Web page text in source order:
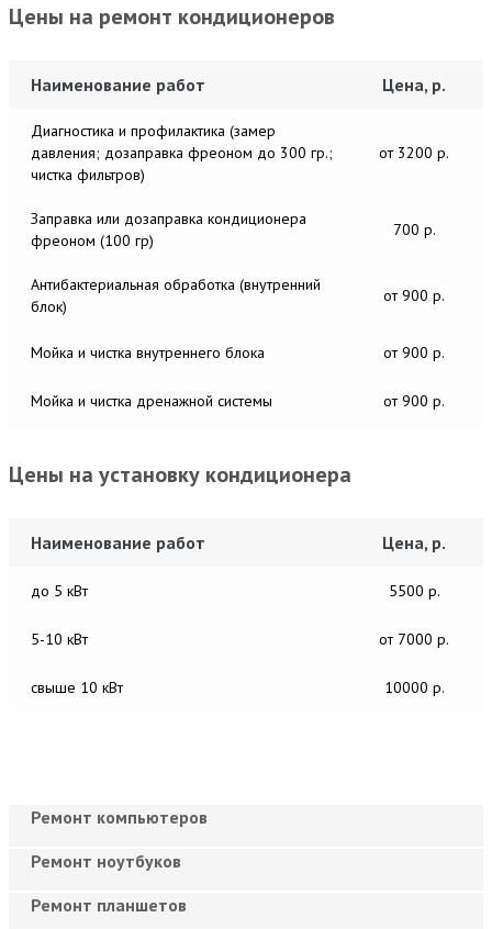
Цены на ремонт кондиционеров
Наименование работ Цена, р.
Диагностика и профилактика (замер
давления; дозаправка фреоном до 300 гр.;
чистка фильтров)
от 3200 р.
Заправка или дозаправка кондиционера
фреоном (100 гр)
700 р.
Антибактериальная обработка (внутренний
блок)
от 900 р.
Мойка и чистка внутреннего блока от 900 р.
Мойка и чистка дренажной системы от 900 р.
Цены на установку кондиционера
Наименование работ Цена, р.
до 5 кВт 5500 р.
5-10 кВт от 7000 р.
свыше 10 кВт 10000 р.
Ремонт компьютеров
Ремонт ноутбуков
Ремонт планшетов